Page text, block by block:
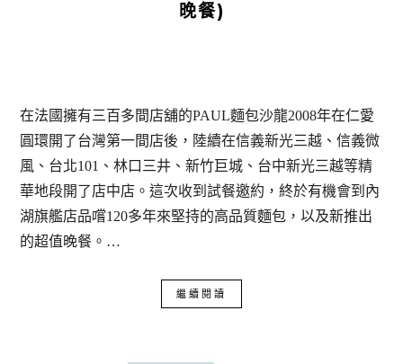
晚餐)
在法國擁有三百多間店舖的PAUL麵包沙龍2008年在仁愛
圓環開了台灣第一間店後，陸續在信義新光三越、信義微
風、台北101、林口三井、新竹巨城、台中新光三越等精
華地段開了店中店。這次收到試餐邀約，終於有機會到內
湖旗艦店品嚐120多年來堅持的高品質麵包，以及新推出
的超值晚餐。…
繼續閱讀